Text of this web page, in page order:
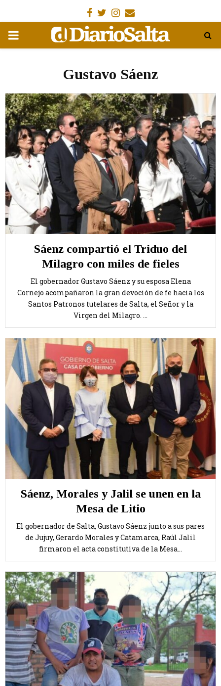
Facebook
Gorjeo
Instagram
Email
MENÚ
Gustavo Sáenz
Sáenz compartió el Triduo del
Milagro con miles de fieles
El gobernador Gustavo Sáenz y su esposa Elena
Cornejo acompañaron la gran devoción de fe hacia los
Santos Patronos tutelares de Salta, el Señor y la
Virgen del Milagro. ...
Sáenz, Morales y Jalil se unen en la
Mesa de Litio
El gobernador de Salta, Gustavo Sáenz junto a sus pares
de Jujuy, Gerardo Morales y Catamarca, Raúl Jalil
firmaron el acta constitutiva de la Mesa...